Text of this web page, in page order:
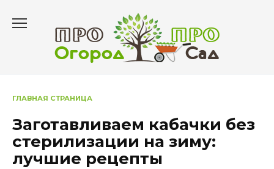
содержанию
ГЛАВНАЯ СТРАНИЦА
Заготавливаем кабачки без
стерилизации на зиму:
лучшие рецепты